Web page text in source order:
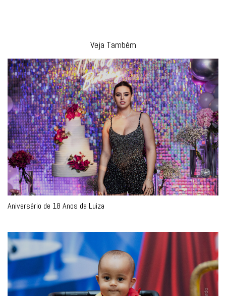
Aniversário de 01 Aninho do Miguel